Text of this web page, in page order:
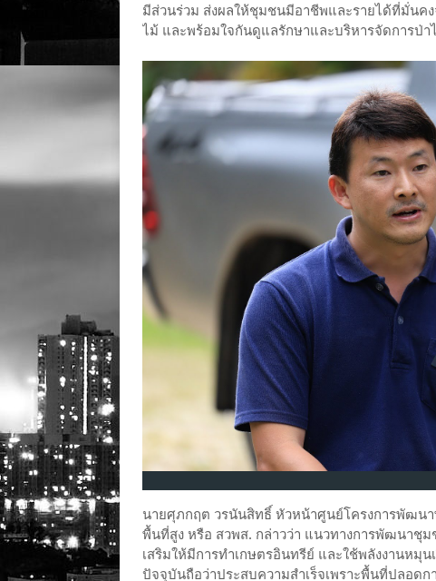
มีส่วนร่วม ส่งผลให้ชุมชนมีอาชีพและรายได้ที่มั่นค
ไม้ และพร้อมใจกันดูแลรักษาและบริหารจัดการป่า
นายศุภกฤต วรนันสิทธิ์ หัวหน้าศูนย์โครงการพัฒน
พื้นที่สูง หรือ สวพส. กล่าวว่า แนวทางการพัฒนาชุ
เสริมให้มีการทำเกษตรอินทรีย์ และใช้พลังงานห
ปัจจุบันถือว่าประสบความสำเร็จเพราะพื้นที่ปลอด